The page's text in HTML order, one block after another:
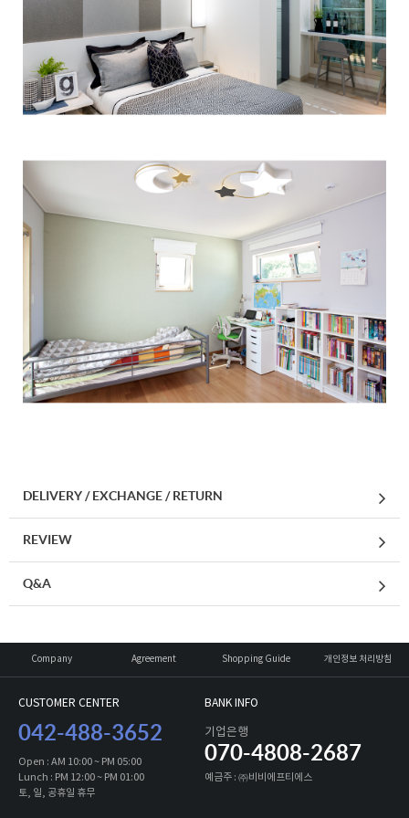
DELIVERY / EXCHANGE / RETURN
REVIEW
Q&A
Company Agreement Shopping Guide 개인정보 처리방침
CUSTOMER CENTER
042-488-3652
Open : AM 10:00 ~ PM 05:00
Lunch : PM 12:00 ~ PM 01:00
토, 일, 공휴일 휴무
BANK INFO
기업은행
070-4808-2687
예금주 : ㈜비비에프티에스